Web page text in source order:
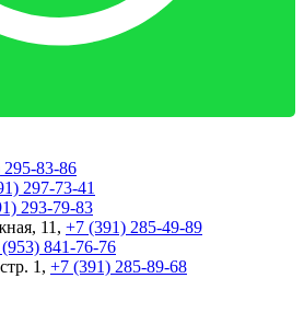
83-86
297-73-41
293-79-83
11 , +7 (391) 285-49-89
841-76-76
1 , +7 (391) 285-89-68